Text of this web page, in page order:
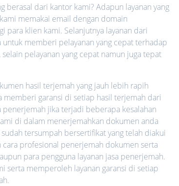
berasal dari kantor kami? Adapun layanan yang
memakai email dengan domain
para klien kami. Selanjutnya layanan dari
memberi pelayanan yang cepat terhadap
pelayanan yang cepat namun juga tepat
hasil terjemah yang jauh lebih rapih
memberi garansi di setiap hasil terjemah dari
jika terjadi beberapa kesalahan
di dalam menerjemahkan dokumen anda
tersumpah bersertifikat yang telah diakui
profesional penerjemah dokumen serta
para pengguna layanan jasa penerjemah.
serta memperoleh layanan garansi di setiap